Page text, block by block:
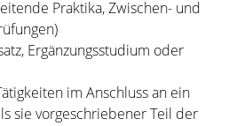
Praktika, Zwischen- und
Ergänzungsstudium oder
im Anschluss an ein
sie vorgeschriebener Teil der